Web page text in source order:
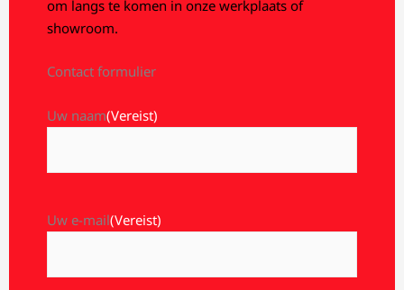
om langs te komen in onze werkplaats of
showroom.
Contact formulier
Uw naam(Vereist)
Uw e-mail(Vereist)